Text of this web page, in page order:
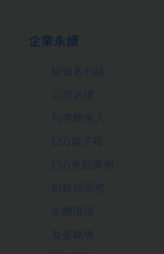
企業永續
經營者的話
公司治理
利害關係人
ESG電子報
ESG焦點案例
創新與服務
永續環境
友善職場